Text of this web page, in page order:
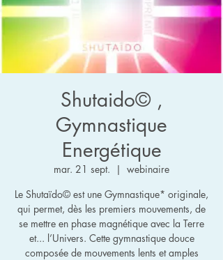
Shutaido© ,
Gymnastique
Energétique
mar. 21 sept.
  |
webinaire
Le Shutaïdo© est une Gymnastique* originale,
qui permet, dès les premiers mouvements, de
se mettre en phase magnétique avec la Terre
et... l’Univers. Cette gymnastique douce
composée de mouvements lents et amples